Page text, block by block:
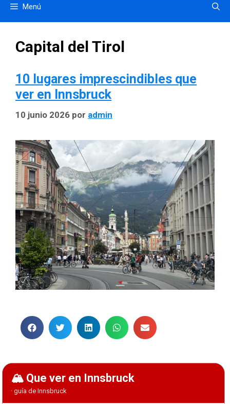
Menú
Capital del Tirol
10 lugares imprescindibles que
ver en Innsbruck
10 junio 2026 por admin
Que ver en Innsbruck